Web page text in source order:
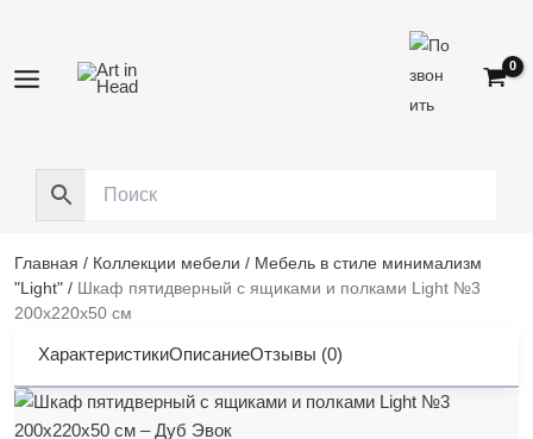
содержимому
Главная / Коллекции мебели / Мебель в стиле минимализм
"Light" / Шкаф пятидверный с ящиками и полками Light №3
200х220х50 см
ХарактеристикиОписаниеОтзывы (0)